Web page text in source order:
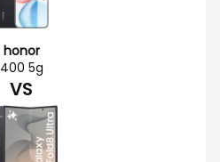
honor
400 5g
VS